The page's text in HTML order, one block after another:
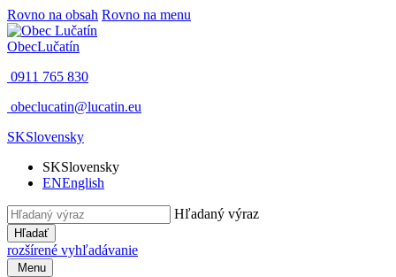
Rovno na obsah Rovno na menu
ObecLučatín
0911 765 830
obeclucatin@lucatin.eu
SKSlovensky
SKSlovensky
ENEnglish
Hľadaný výraz
Hľadať
rozšírené vyhľadávanie
Menu